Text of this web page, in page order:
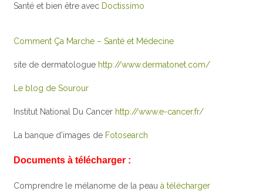
Santé et bien être avec Doctissimo
Comment Ça Marche – Santé et Médecine
site de dermatologue http://www.dermatonet.com/
Le blog de Sourour
Institut National Du Cancer http://www.e-cancer.fr/
La banque d’images de Fotosearch
Documents à télécharger :
Comprendre le mélanome de la peauà télécharger